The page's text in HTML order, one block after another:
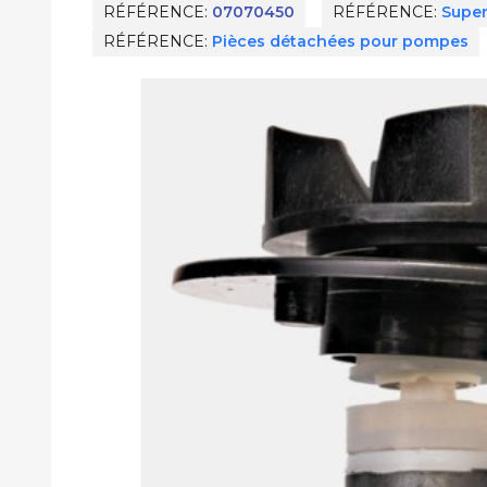
RÉFÉRENCE 07070450 RÉFÉRENCE
RÉFÉRENCE Pièces détachées pour pompes